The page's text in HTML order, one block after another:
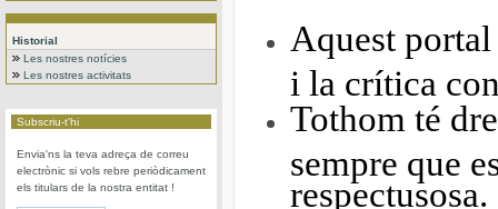
Historial
Les nostres notícies
Les nostres activitats
Subscriu-t'hi
Envia'ns la teva adreça de correu
electrònic si vols rebre periòdicament
els titulars de la nostra entitat !
Aquest
i la crítica
Tothom té
sempre que
respectusosa.